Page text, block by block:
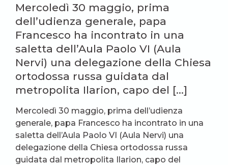
Mercoledì 30 maggio, prima
dell’udienza generale, papa
Francesco ha incontrato in una
saletta dell’Aula Paolo VI (Aula
Nervi) una delegazione della Chiesa
ortodossa russa guidata dal
metropolita Ilarion, capo del […]
Mercoledì 30 maggio, prima dell’udienza
generale, papa Francesco ha incontrato in una
saletta dell’Aula Paolo VI (Aula Nervi) una
delegazione della Chiesa ortodossa russa
guidata dal metropolita Ilarion, capo del